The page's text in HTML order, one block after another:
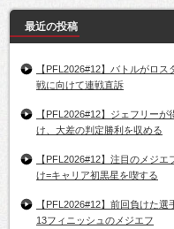
最近の投稿
【PFL2026#12】バトルがロ
戦に向けて連戦直訴
【PFL2026#12】ジェフリー
け、大差の判定勝利を収める
【PFL2026#12】注目のメジ
け=キャリア初黒星を喫する
【PFL2026#12】前回負けた
13フィニッシュのメジエフ